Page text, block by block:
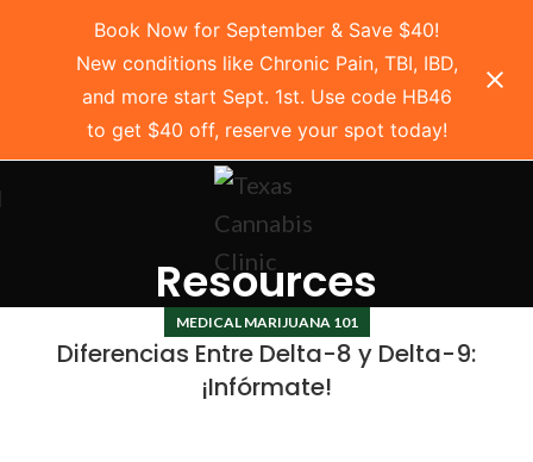
Book Now for September & Save $40!
New conditions like Chronic Pain, TBI, IBD,
and more start Sept. 1st. Use code HB46
to get $40 off, reserve your spot today!
Resources
MEDICAL MARIJUANA 101
Diferencias Entre Delta-8 y Delta-9:
¡Infórmate!